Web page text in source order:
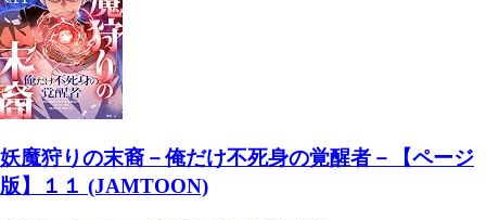
妖魔狩りの末裔－俺だけ不死身の覚醒者－【ページ
版】１１ (JAMTOON)